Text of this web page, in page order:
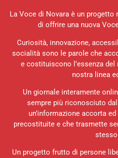
La Voce di Novara è un progetto
di offrire una nuova
Curiosità, innovazione,
socialità sono le parole che
e costituiscono l’essenza
nostra linea
Un giornale interamente
sempre più riconosciuto
un’informazione accorta
precostituite e che trasmette
Un progetto frutto di persone